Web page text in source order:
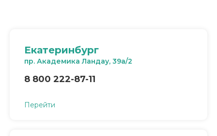
Екатеринбург
пр. Академика Ландау, 39а/2
8 800 222-87-11
Перейти